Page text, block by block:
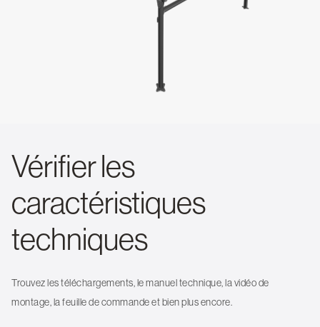
Vérifier les
caractéristiques
techniques
Trouvez les téléchargements, le manuel technique, la vidéo de
montage, la feuille de commande et bien plus encore.